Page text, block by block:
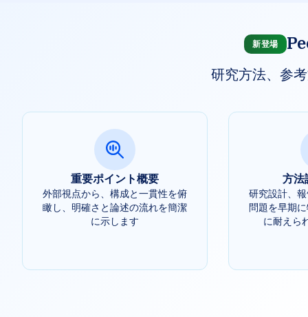
新登場
研究方法、参
重要ポイント概要
外部視点から、構成と一貫性を俯
瞰し、明確さと論述の流れを簡潔
に示します
方法
研究設計、
問題を早期
に耐えら